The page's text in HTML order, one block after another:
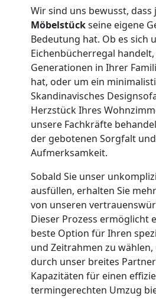
Wir sind uns bewusst, dass
Möbelstückseine eigene
Bedeutung hat. Ob es sich
Eichenbücherregal handelt,
Generationen in Ihrer
hat, oder um ein
Skandinavisches
Herzstück Ihres
unsere Fachkräfte
der gebotenen Sorgfalt und
Aufmerksamkeit.
Sobald Sie unser
ausfüllen, erhalten Sie
von unseren
Dieser Prozess ermöglicht
beste Option für Ihren
und Zeitrahmen zu
durch unser breites
Kapazitäten für einen
termingerechten Umzug
Wolfsberg
Übersiedlung
Wolfsberg
Wolfsberg
Privatumzug
Wolfsberg